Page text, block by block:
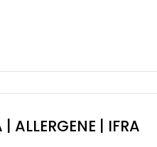
Grapefruit (Pink) wird aus
| IFRA